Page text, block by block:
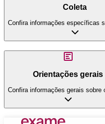
Coleta
Confira informações específicas
Orientações gerais
Confira informações gerais sobre